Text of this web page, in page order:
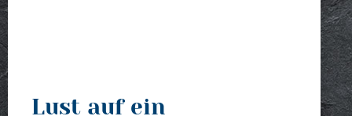
Lust auf ein